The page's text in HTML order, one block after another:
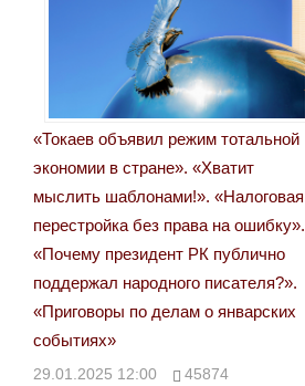
«Токаев объявил режим тотальной
экономии в стране». «Хватит
мыслить шаблонами!». «Налоговая
перестройка без права на ошибку».
«Почему президент РК публично
поддержал народного писателя?».
«Приговоры по делам о январских
событиях»
29.01.2025 12:00 45874